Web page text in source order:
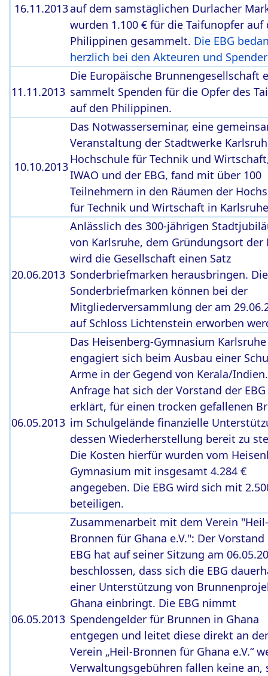
16.11.2013auf dem samstäglichen Durlacher
wurden 1.100 € für die Taifunopfer auf
Philippinen gesammelt. Die EBG
herzlich bei den Akteuren und
11.11.2013
Die Europäische Brunnengesellschaft
sammelt Spenden für die Opfer des
auf den Philippinen.
10.10.2013
Das Notwasserseminar, eine
Veranstaltung der Stadtwerke
Hochschule für Technik und
IWAO und der EBG, fand mit über 100
Teilnehmern in den Räumen der
für Technik und Wirtschaft in
20.06.2013
Anlässlich des 300-jährigen
von Karlsruhe, dem Gründungsort der
wird die Gesellschaft einen Satz
Sonderbriefmarken herausbringen. Die
Sonderbriefmarken können bei der
Mitgliederversammlung der am
auf Schloss Lichtenstein erworben
06.05.2013
Das Heisenberg-Gymnasium Karlsruhe
engagiert sich beim Ausbau einer
Arme in der Gegend von Kerala/
Anfrage hat sich der Vorstand der
erklärt, für einen trocken gefallenen
im Schulgelände finanzielle
dessen Wiederherstellung bereit zu
Die Kosten hierfür wurden vom
Gymnasium mit insgesamt 4.284 €
angegeben. Die EBG wird sich mit
beteiligen.
06.05.2013
Zusammenarbeit mit dem Verein "Heil-
Bronnen für Ghana e.V.": Der Vorstand
EBG hat auf seiner Sitzung am
beschlossen, dass sich die EBG
einer Unterstützung von
Ghana einbringt. Die EBG nimmt
Spendengelder für Brunnen in Ghana
entgegen und leitet diese direkt an
Verein „Heil-Bronnen für Ghana e.V.“
Verwaltungsgebühren fallen keine an,